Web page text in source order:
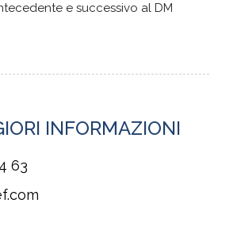
e successivo al DM
INFORMAZIONI
63